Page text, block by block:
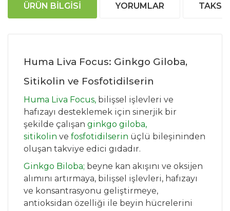
ÜRÜN BILGISI YORUMLAR
Huma Liva Focus: Ginkgo Giloba,
Sitikolin ve Fosfotidilserin
Huma Liva Focus, bilişsel işlevleri ve
hafızayı desteklemek için sinerjik bir
şekilde çalışan ginkgo giloba,
sitikolin ve fosfotidilserin üçlü bileşininden
oluşan takviye edici gıdadır.
Ginkgo Biloba; beyne kan akışını ve oksijen
alımını artırmaya, bilişsel işlevleri, hafızayı
ve konsantrasyonu geliştirmeye,
antioksidan özelliği ile beyin hücrelerini